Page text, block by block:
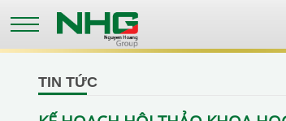
main
TIN TỨC